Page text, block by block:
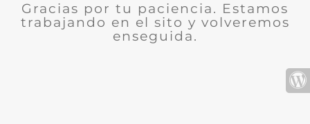
Gracias por tu paciencia. Estamos
trabajando en el sito y volveremos
enseguida.